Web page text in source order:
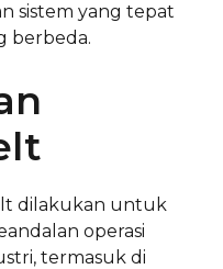
sistem yang tepat
berbeda.
dilakukan untuk
operasi
termasuk di